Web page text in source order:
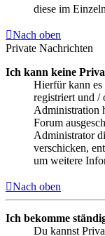
diese im
Nach oben
Private Nachrichten
Ich kann keine
Hierfür kann
registriert und /
Administration
Forum
Administrator
verschicken,
um weitere
Nach oben
Ich bekomme
Du kannst